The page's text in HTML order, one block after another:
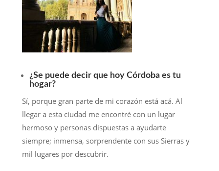
¿Se puede decir que hoy Córdoba es tu
hogar?
Sí, porque gran parte de mi corazón está acá. Al
llegar a esta ciudad me encontré con un lugar
hermoso y personas dispuestas a ayudarte
siempre; inmensa, sorprendente con sus Sierras y
mil lugares por descubrir.